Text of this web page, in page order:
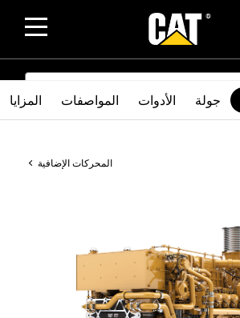
SEARCH
المحركات الإضافية
المزايا المواصفات الأدوات جولة